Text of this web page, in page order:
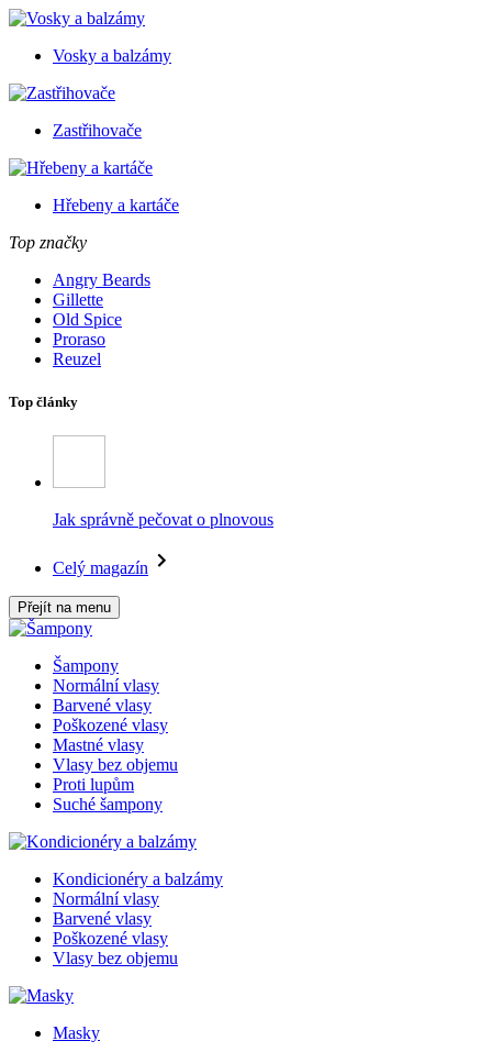
Vosky a balzámy
Zastřihovače
Hřebeny a kartáče
Top značky
Angry Beards
Gillette
Old Spice
Proraso
Reuzel
Top články
Jak správně pečovat o plnovous
Celý magazín
Přejít na menu
Šampony
Normální vlasy
Barvené vlasy
Poškozené vlasy
Mastné vlasy
Vlasy bez objemu
Proti lupům
Suché šampony
Kondicionéry a balzámy
Normální vlasy
Barvené vlasy
Poškozené vlasy
Vlasy bez objemu
Masky